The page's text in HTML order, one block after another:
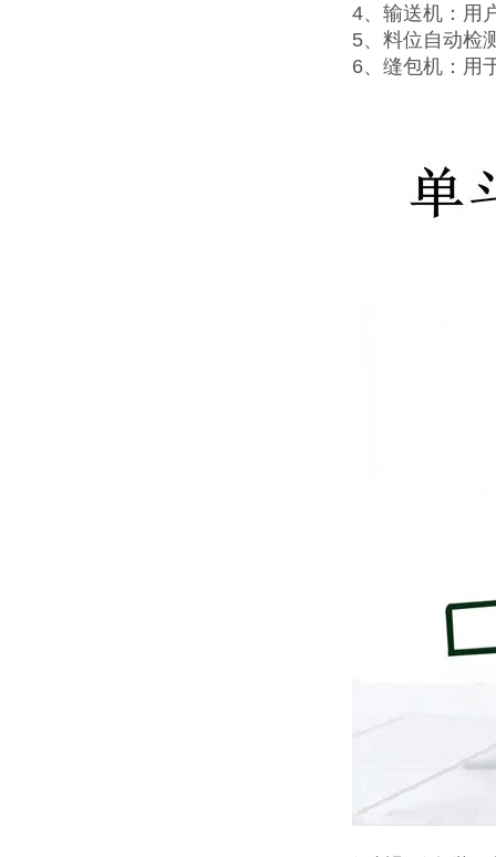
4、输送机：用
5、料位自动检
6、缝包机：用